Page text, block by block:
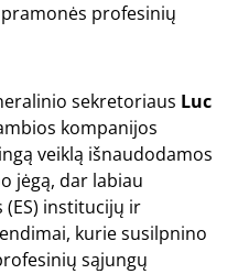
profesinių
sekretoriaus Luc
kompanijos
veiklą išnaudodamos
jėgą, dar labiau
(ES) institucijų ir
kurie susilpnino
sąjungų